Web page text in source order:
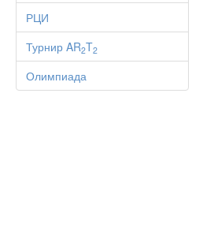
РЦИ
Турнир AR2T2
Олимпиада